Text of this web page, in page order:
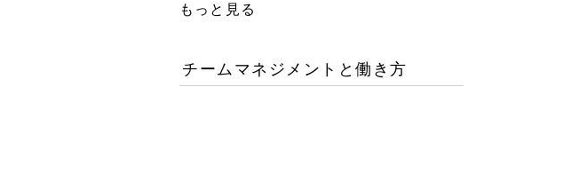
もっと見る
チームマネジメントと働き方